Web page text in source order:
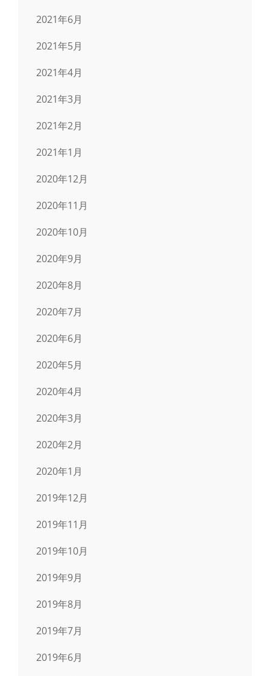
2021年6月
2021年5月
2021年4月
2021年3月
2021年2月
2021年1月
2020年12月
2020年11月
2020年10月
2020年9月
2020年8月
2020年7月
2020年6月
2020年5月
2020年4月
2020年3月
2020年2月
2020年1月
2019年12月
2019年11月
2019年10月
2019年9月
2019年8月
2019年7月
2019年6月